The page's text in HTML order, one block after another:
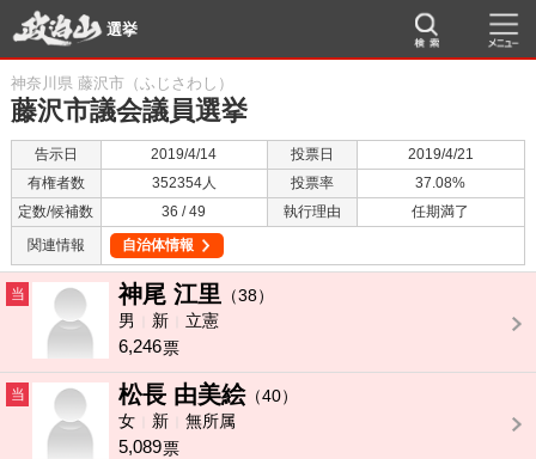
選挙
神奈川県 藤沢市（ふじさわし）
藤沢市議会議員選挙
告示日 2019/4/14 投票日
2019/4/21
有権者数
352354人 投票率
37.08%
定数/候補数
36 / 49 執行理由
任期満了
関連情報
自治体情報
当 神尾 江里 （38）
男
新 立憲
6,246票
当 松長 由美絵（40）
女
新 無所属
5,089票